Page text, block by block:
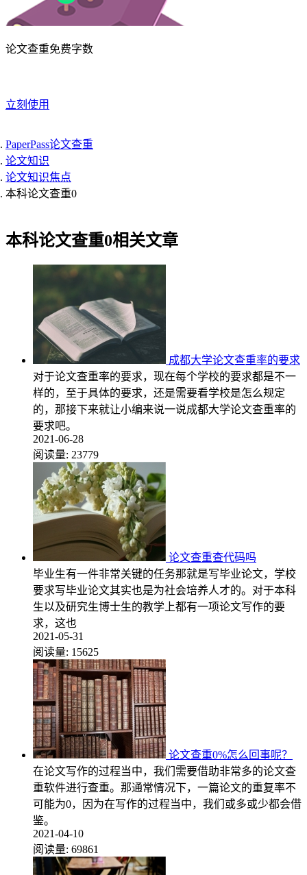
论文查重免费字数
立刻使用
PaperPass论文查重
论文知识
论文知识焦点
本科论文查重0
本科论文查重0相关文章
成都大学论文查重率的要求
对于论文查重率的要求，现在每个学校的要求都是不一
样的，至于具体的要求，还是需要看学校是怎么规定
的，那接下来就让小编来说一说成都大学论文查重率的
要求吧。
2021-06-28
阅读量: 23779
论文查重查代码吗
毕业生有一件非常关键的任务那就是写毕业论文，学校
要求写毕业论文其实也是为社会培养人才的。对于本科
生以及研究生博士生的教学上都有一项论文写作的要
求，这也
2021-05-31
阅读量: 15625
论文查重0%怎么回事呢？
在论文写作的过程当中，我们需要借助非常多的论文查
重软件进行查重。那通常情况下，一篇论文的重复率不
可能为0，因为在写作的过程当中，我们或多或少都会借
鉴。
2021-04-10
阅读量: 69861